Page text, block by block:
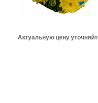
Актуальную цену